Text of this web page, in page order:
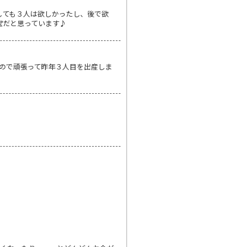
も３人は欲しかったし、後で欲
だと思っています♪
で頑張って昨年３人目を出産しま